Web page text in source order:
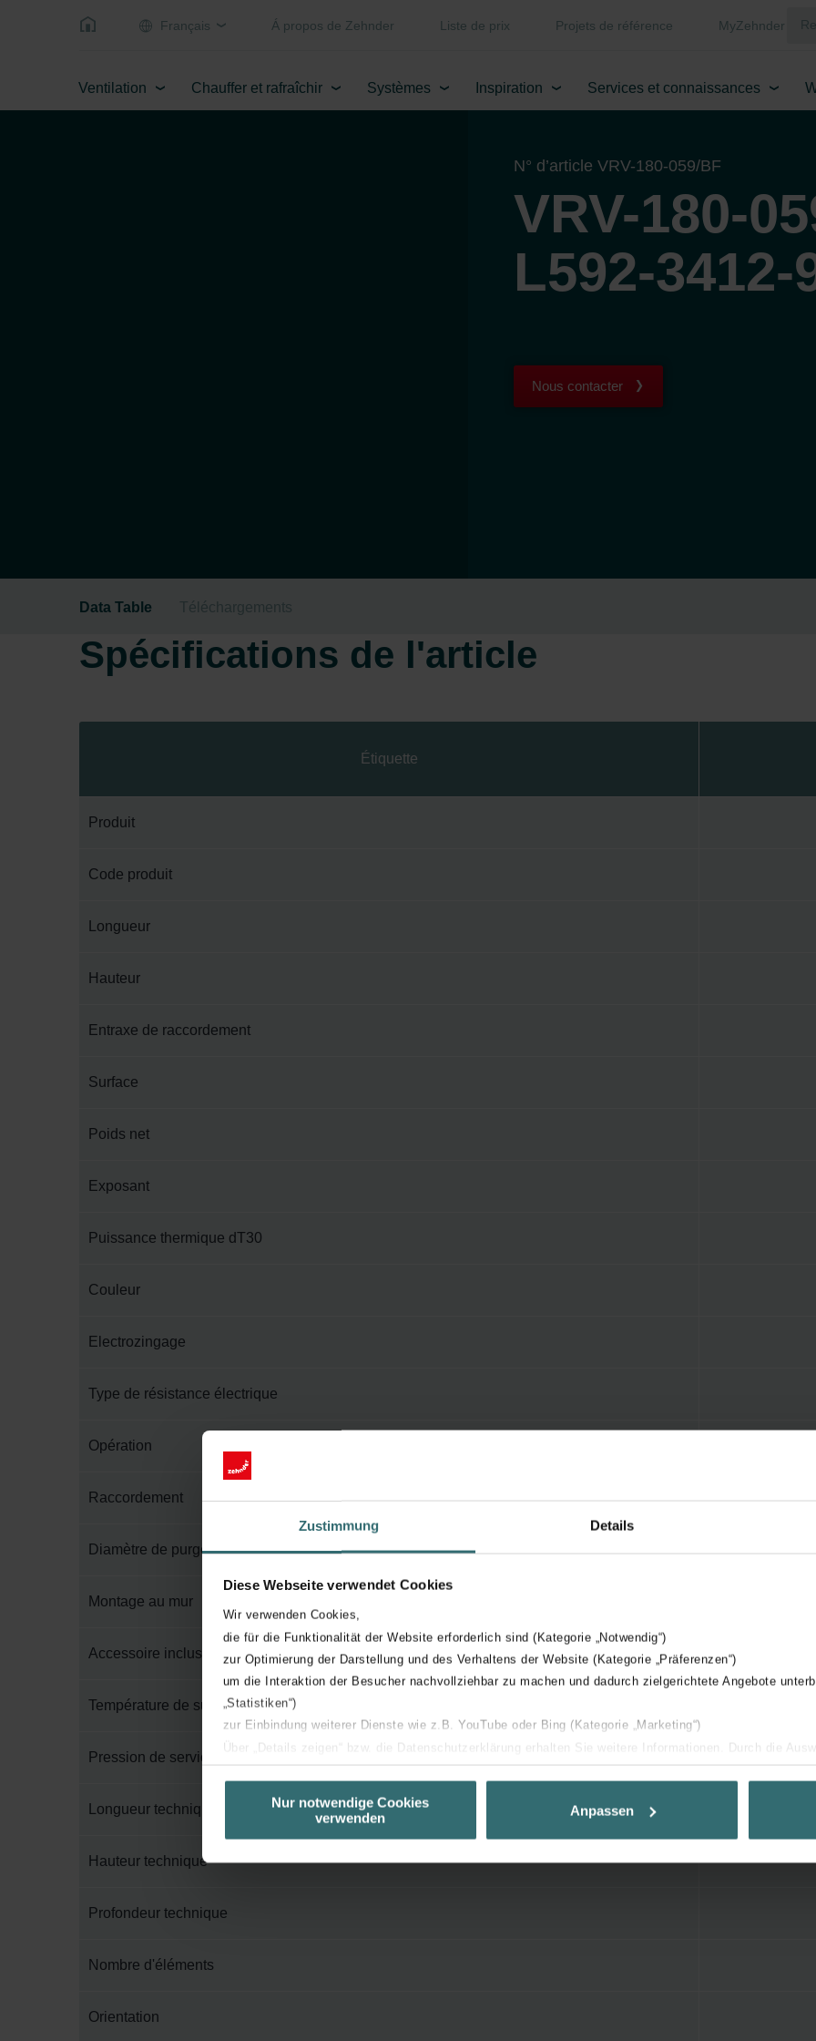
Zustimmung Details
Diese Webseite verwendet Cookies
Wir verwenden Cookies,
die für die Funktionalität der Website erforderlich sind (Kategorie „Notwendig“)
zur Optimierung der Darstellung und des Verhaltens der Website (Kategorie „Präferenzen“)
um die Interaktion der Besucher nachvollziehbar zu machen und dadurch zielgerichtete Angebote
„Statistiken“)
zur Einbindung weiterer Dienste wie z.B. YouTube oder Bing (Kategorie „Marketing“)
Über „Details zeigen“ bzw. die Datenschutzerklärung erhalten Sie weitere Informationen. Durch die
unserer Website verwenden, um Ihnen die bestmögliche Nutzererfahrung zu ermöglichen und Ihnen
basierend auf Ihren Interessen zur Verfügung zu stellen. Alle Einwilligungen können Sie
Datenschutzerklärung widerrufen.
Zehnder Group AG: Data Privacy
Nur notwendige Cookies
verwenden
Anpassen
Français Á propos de Zehnder Liste de prix Projets de référence MyZehnder
Ventilation Chauffer et rafraîchir Systèmes Inspiration Services et connaissances
N° d’article VRV-180-059/BF
VRV-180-
L592-3412-
Nous contacter
Data Table Téléchargements
Spécifications de l'article
Étiquette
Produit
Code produit
Longueur
Hauteur
Entraxe de raccordement
Surface
Poids net
Exposant
Puissance thermique dT30
Couleur
Electrozingage
Type de résistance électrique
Opération
Raccordement
Diamètre de purge
Montage au mur
Accessoire inclus dans l'emballage
Température de surface maximum
Pression de service maximum
Longueur technique
Hauteur technique
Profondeur technique
Nombre d'éléments
Orientation